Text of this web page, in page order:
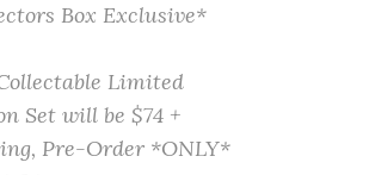
Box Exclusive*
Limited
Set will be $74 +
Pre-Order *ONLY*